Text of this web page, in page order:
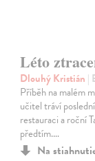
Léto
Dlouhý Kristián |
Příběh na malém
učitel tráví
restauraci a roční
předtím.…
Na